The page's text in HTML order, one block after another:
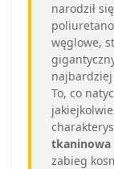
narodził się
węglowe,
To, co
tkaninowa
zabieg